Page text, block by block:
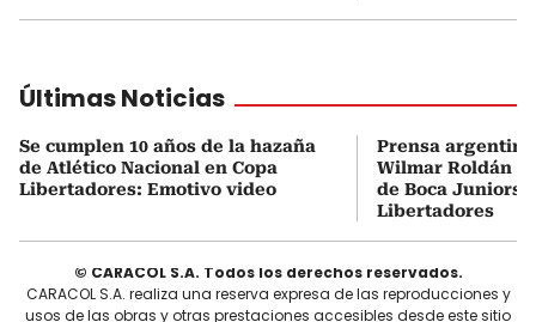
Últimas Noticias
Se cumplen 10 años de la hazaña
de Atlético Nacional en Copa
Libertadores: Emotivo video
Prensa
Wilmar Roldán
de Boca Juniors
Libertadores
© CARACOL S.A. Todos los derechos reservados.
CARACOL S.A. realiza una reserva expresa de las reproducciones y
usos de las obras y otras prestaciones accesibles desde este sitio